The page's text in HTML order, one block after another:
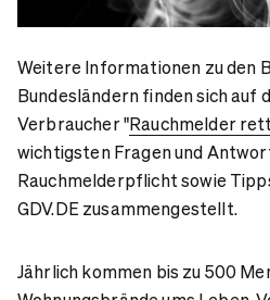
Weitere Informationen zu den
Bundesländern finden sich
Verbraucher "Rauchmelder
wichtigsten Fragen und
Rauchmelderpflicht sowie
GDV.DE zusammengestellt.
Jährlich kommen bis zu 500